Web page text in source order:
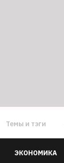
Темы и тэги
ЭКОНОМИКА